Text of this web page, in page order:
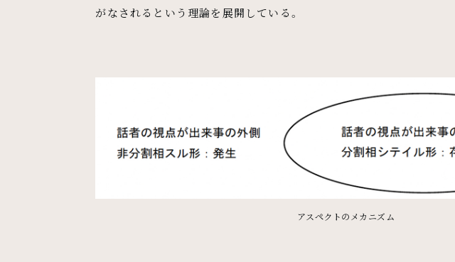
がなされるという理論を展開している。
アスペクトのメカニズム